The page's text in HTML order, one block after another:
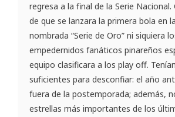
regresa a la final de la Serie
de que se lanzara la primera bola en
nombrada “Serie de Oro” ni siquiera
empedernidos fanáticos pinareños
equipo clasificara a los play off.
suficientes para desconfiar: el año
fuera de la postemporada; además,
estrellas más importantes de los